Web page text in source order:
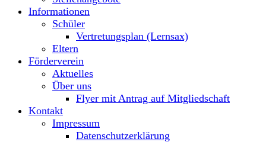
Informationen
Schüler
Vertretungsplan (Lernsax)
Eltern
Förderverein
Aktuelles
Über uns
Flyer mit Antrag auf Mitgliedschaft
Kontakt
Impressum
Datenschutzerklärung